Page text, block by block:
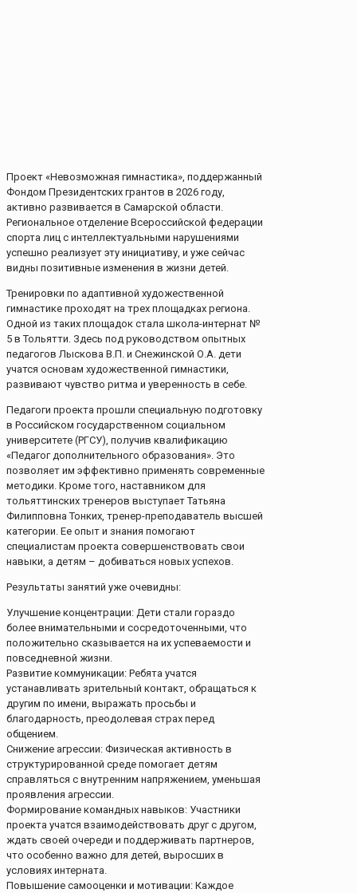
Проект «Невозможная гимнастика», поддержанный
Фондом Президентских грантов в 2026 году,
активно развивается в Самарской области.
Региональное отделение Всероссийской федерации
спорта лиц с интеллектуальными нарушениями
успешно реализует эту инициативу, и уже сейчас
видны позитивные изменения в жизни детей.
Тренировки по адаптивной художественной
гимнастике проходят на трех площадках региона.
Одной из таких площадок стала школа-интернат №
5 в Тольятти. Здесь под руководством опытных
педагогов Лыскова В.П. и Снежинской О.А. дети
учатся основам художественной гимнастики,
развивают чувство ритма и уверенность в себе.
Педагоги проекта прошли специальную подготовку
в Российском государственном социальном
университете (РГСУ), получив квалификацию
«Педагог дополнительного образования». Это
позволяет им эффективно применять современные
методики. Кроме того, наставником для
тольяттинских тренеров выступает Татьяна
Филипповна Тонких, тренер-преподаватель высшей
категории. Ее опыт и знания помогают
специалистам проекта совершенствовать свои
навыки, а детям – добиваться новых успехов.
Результаты занятий уже очевидны:
Улучшение концентрации: Дети стали гораздо
более внимательными и сосредоточенными, что
положительно сказывается на их успеваемости и
повседневной жизни.
Развитие коммуникации: Ребята учатся
устанавливать зрительный контакт, обращаться к
другим по имени, выражать просьбы и
благодарность, преодолевая страх перед
общением.
Снижение агрессии: Физическая активность в
структурированной среде помогает детям
справляться с внутренним напряжением, уменьшая
проявления агрессии.
Формирование командных навыков: Участники
проекта учатся взаимодействовать друг с другом,
ждать своей очереди и поддерживать партнеров,
что особенно важно для детей, выросших в
условиях интерната.
Повышение самооценки и мотивации: Каждое